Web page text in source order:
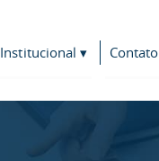
Institucional ▾ Contato